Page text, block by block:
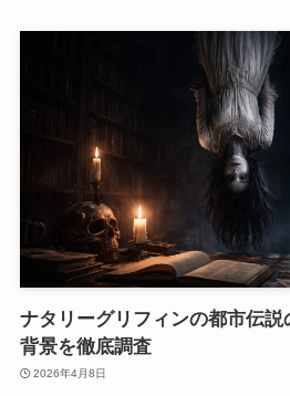
ナタリーグリフィンの都市伝
背景を徹底調査
2026年4月8日